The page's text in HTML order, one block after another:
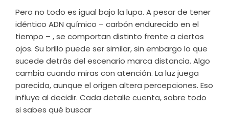
Pero no todo es igual bajo la lupa. A pesar de tener
idéntico ADN químico – carbón endurecido en el
tiempo – , se comportan distinto frente a ciertos
ojos. Su brillo puede ser similar, sin embargo lo que
sucede detrás del escenario marca distancia. Algo
cambia cuando miras con atención. La luz juega
parecida, aunque el origen altera percepciones. Eso
influye al decidir. Cada detalle cuenta, sobre todo
si sabes qué buscar